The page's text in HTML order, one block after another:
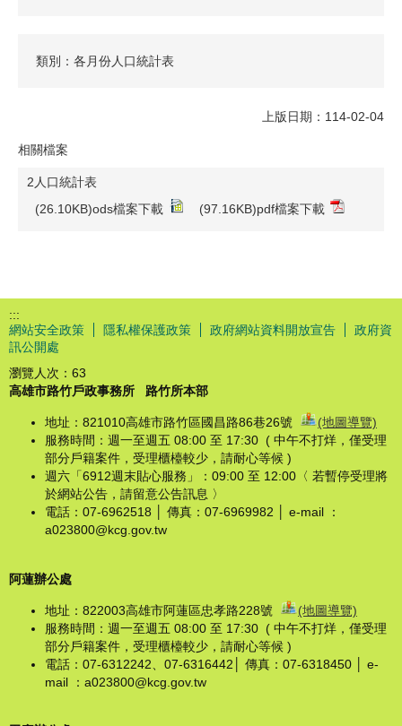
類別：各月份人口統計表
上版日期：114-02-04
相關檔案
2人口統計表
(26.10KB)ods檔案下載
(97.16KB)pdf檔案下載
:::
網站安全政策
隱私權保護政策 政府網站資料開放宣告
政府資
訊公開處
瀏覽人次： 63
高雄市路竹戶政事務所
路竹所本部
地址：821010高雄市路竹區國昌路86巷26號
(地圖導覽)
服務時間：週一至週五 08:00 至 17:30 ( 中午不打烊，僅受理
部分戶籍案件，受理櫃檯較少，請耐心等候 )
週六「6912週末貼心服務」：09:00 至 12:00〈 若暫停受理將
於網站公告，請留意公告訊息 〉
電話：07-6962518 │ 傳真：07-6969982 │ e-mail ：
a023800@kcg.gov.tw
阿蓮辦公處
地址：822003高雄市阿蓮區忠孝路228號
(地圖導覽)
服務時間：週一至週五 08:00 至 17:30 ( 中午不打烊，僅受理
部分戶籍案件，受理櫃檯較少，請耐心等候 )
電話：07-6312242、07-6316442│ 傳真：07-6318450 │ e-
mail ：a023800@kcg.gov.tw